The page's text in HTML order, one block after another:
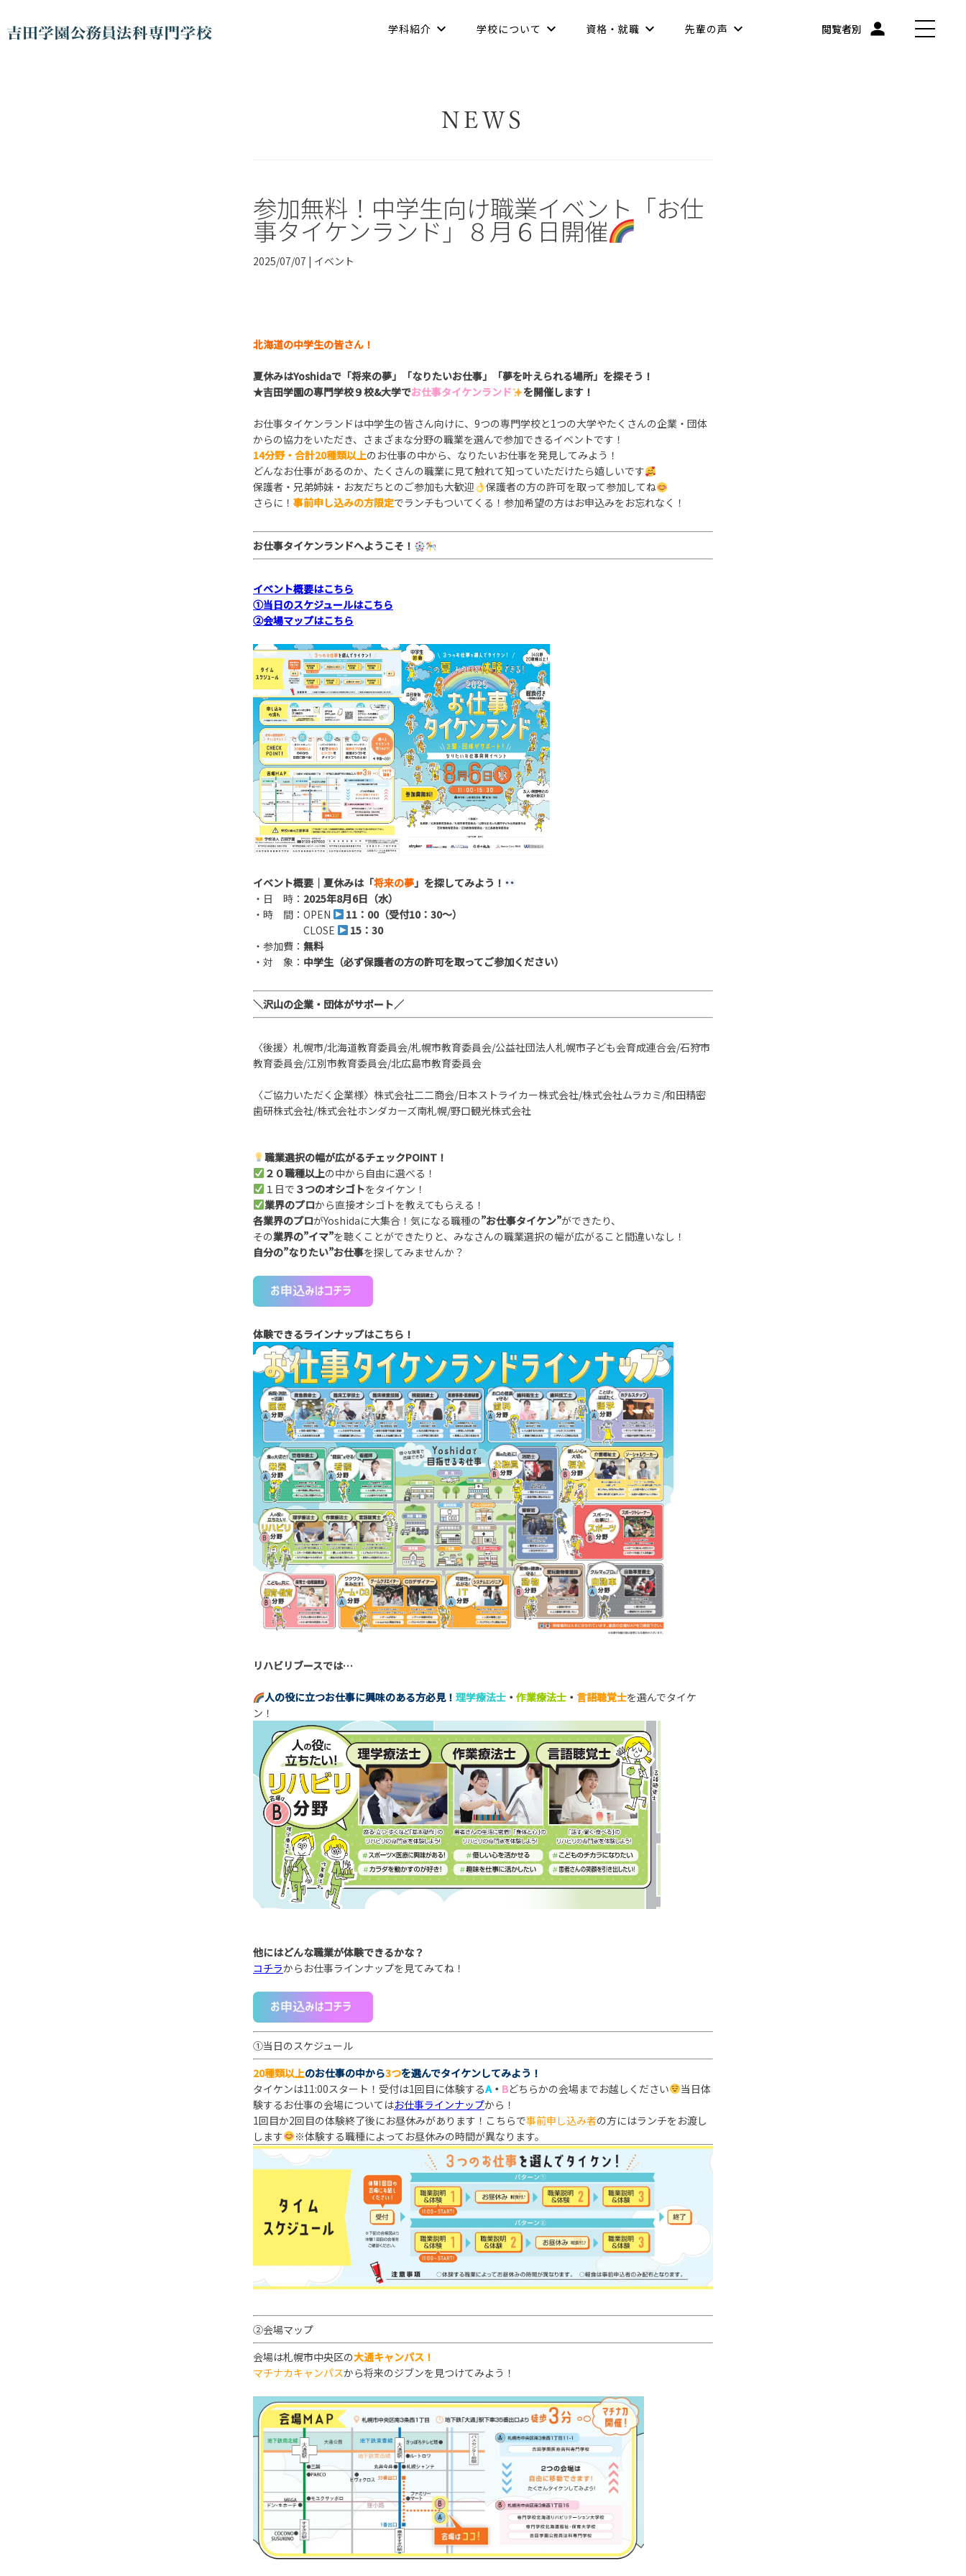
学科紹介 学校について 資格・就職 先輩の声 閲覧者別
NEWS
参加無料！中学生向け職業イベント「お仕
事タイケンランド」８月６日開催
2025/07/07 | イベント
北海道の中学生の皆さん！
夏休みはYoshidaで「将来の夢」「なりたいお仕事」
「夢を叶えられる場所」を探そう！
★吉田学園の専門学校９校&大学でお仕事タイケンランド を開催します！
お仕事タイケンランドは中学生の皆さん向けに、9つの専門学校と1つの大学やたくさんの企業・団体
からの協力をいただき、さまざまな分野の職業を選んで参加できるイベントです！
14分野・合計20種類以上のお仕事の中から、なりたいお仕事を発見してみよう！
どんなお仕事があるのか、たくさんの職業に見て触れて知っていただけたら嬉しいです
保護者・兄弟姉妹・お友だちとのご参加も大歓迎
保護者の方の許可を取って参加してね
さらに！ 事前申し込みの方限定でランチもついてくる！参加希望の方はお申込みをお忘れなく！
お仕事タイケンランドへようこそ！
イベント概要はこちら
①当日のスケジュールはこちら
②会場マップはこちら
イベント概要│ 夏休みは「将来の夢」を探してみよう！
・日 時： 2025年8月6日（水）
・時 間：OPEN
11：00（受付10：30～）
CLOSE
15：30
・参加費： 無料
・対 象： 中学生（必ず保護者の方の許可を取ってご参加ください）
＼沢山の企業・団体がサポート／
〈後援〉札幌市/北海道教育委員会/札幌市教育委員会/公益社団法人札幌市子ども会育成連合会/石狩市
教育委員会/江別市教育委員会/北広島市教育委員会
〈ご協力いただく企業様〉株式会社二二商会/日本ストライカー株式会社/株式会社ムラカミ/和田精密
歯研株式会社/株式会社ホンダカーズ南札幌/野口観光株式会社
職業選択の幅が広がるチェックPOINT！
２０職種以上の中から自由に選べる！
１日で ３つのオシゴトをタイケン！
業界のプロから直接オシゴトを教えてもらえる！
各業界のプロがYoshidaに大集合！気になる職種の”お仕事タイケン”ができたり、
その業界の”イマ”を聴くことができたりと、みなさんの職業選択の幅が広がること間違いなし！
自分の”なりたい”お仕事を探してみませんか？
体験できるラインナップはこちら！
リハビリブースでは…
人の役に立つお仕事に興味のある方必見！ 理学療法士・ 作業療法士・ 言語聴覚士を選んでタイケ
ン！
他にはどんな職業が体験できるかな？
コチラからお仕事ラインナップを見てみてね！
①当日のスケジュール
20種類以上のお仕事の中から3つを選んでタイケンしてみよう！
タイケンは11:00スタート！受付は1回目に体験するA・ Bどちらかの会場までお越しください
当日体
験するお仕事の会場についてはお仕事ラインナップから！
1回目か2回目の体験終了後にお昼休みがあります！こちらで事前申し込み者の方にはランチをお渡し
します
※体験する職種によってお昼休みの時間が異なります。
②会場マップ
会場は札幌市中央区の大通キャンパス！
マチナカキャンパスから将来のジブンを見つけてみよう！